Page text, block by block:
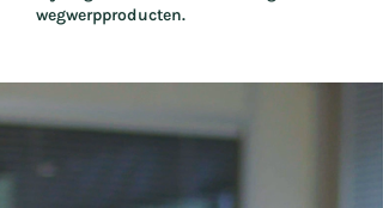
wegwerpproducten.